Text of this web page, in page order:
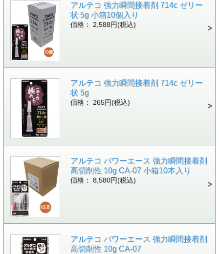
アルテコ 強力瞬間接着剤 714c ゼリー
状 5g 小箱10個入り
価格： 2,588円(税込)
アルテコ 強力瞬間接着剤 714c ゼリー
状 5g
価格： 265円(税込)
アルテコ パワーエース 強力瞬間接着剤
高切削性 10g CA-07 小箱10本入り
価格： 8,580円(税込)
アルテコ パワーエース 強力瞬間接着剤
高切削性 10g CA-07